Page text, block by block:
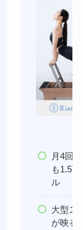
月4回
も1.5
ル
大型ス
が映る